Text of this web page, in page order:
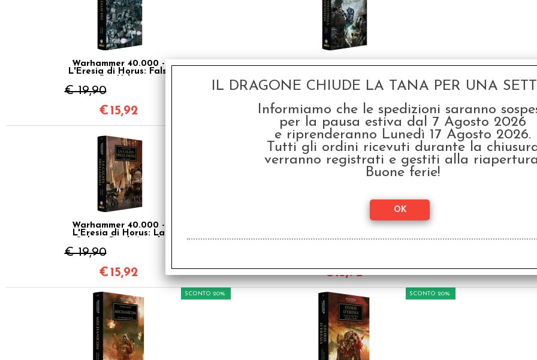
Warhammer 40.000 -
L'Eresia di Horus: Falsi
€ 19,90
€ 15,92
Warhammer 40.000 -
della Eisenstein Vol.4
€ 19,90
€ 15,92
€
Warhammer 40.000 -
L'Eresia di Horus: La
€ 19,90
€ 15,92
Warhammer 40.000 -
Legione Vol.7
SCONTO 20%
€15,92
SCONTO 20% SCONTO 20%
IL DRAGONE CHIUDE LA TANA PER UNA
Informiamo che le spedizioni saranno
per la pausa estiva dal 7 Agosto 2026
e riprenderanno Lunedì 17 Agosto 2026.
Tutti gli ordini ricevuti durante la
verranno registrati e gestiti alla
Buone ferie!